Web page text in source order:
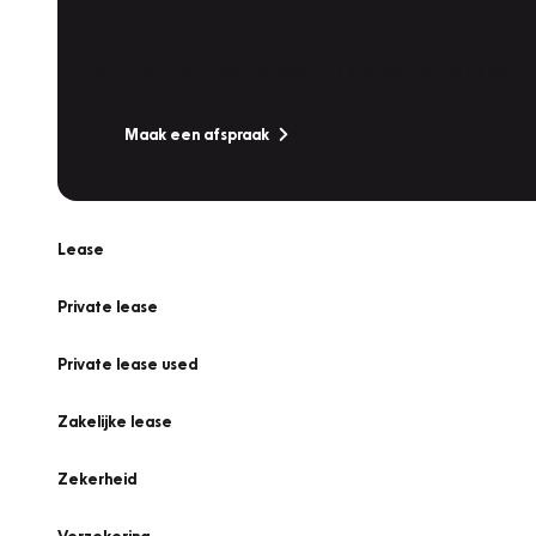
Maak een afspraak
Lease
Private lease
Private lease used
Zakelijke lease
Zekerheid